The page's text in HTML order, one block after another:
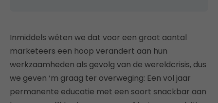
Inmiddels wéten we dat voor een groot aantal
marketeers een hoop verandert aan hun
werkzaamheden als gevolg van de wereldcrisis, dus
we geven ‘m graag ter overweging: Een vol jaar
permanente educatie met een soort snackbar aan